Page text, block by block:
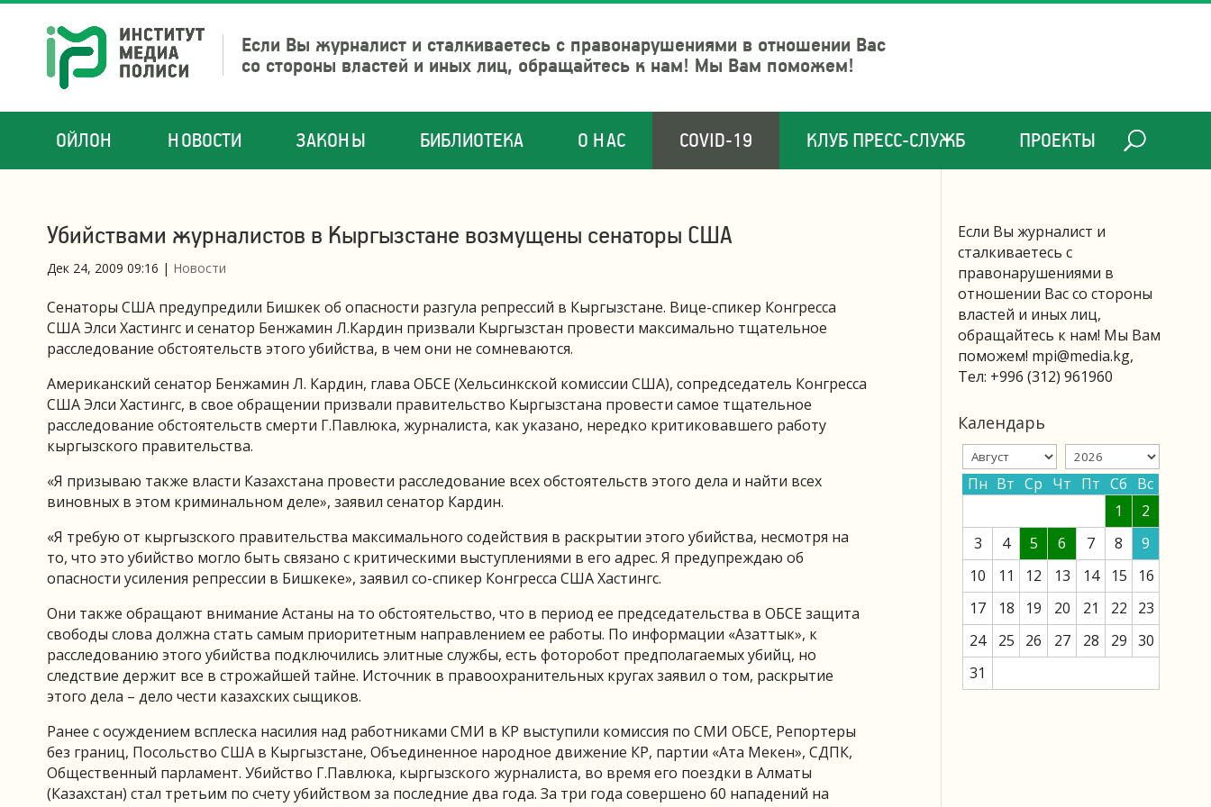
Если Вы журналист и сталкиваетесь с правонарушениями в отношении Вас
со стороны властей и иных лиц, обращайтесь к нам! Мы Вам поможем!
ОЙЛОН НОВОСТИ ЗАКОНЫ БИБЛИОТЕКА О НАС COVID-19 КЛУБ ПРЕСС-СЛУЖБ ПРОЕКТЫ
Убийствами журналистов в Кыргызстане возмущены сенаторы США
Дек 24, 2009 09:16 | Новости
Сенаторы США предупредили Бишкек об опасности разгула репрессий в Кыргызстане. Вице-спикер Конгресса
США Элси Хастингс и сенатор Бенжамин Л.Кардин призвали Кыргызстан провести максимально тщательное
расследование обстоятельств этого убийства, в чем они не сомневаются.
Американский сенатор Бенжамин Л. Кардин, глава ОБСЕ (Хельсинкской комиссии США), сопредседатель Конгресса
США Элси Хастингс, в свое обращении призвали правительство Кыргызстана провести самое тщательное
расследование обстоятельств смерти Г.Павлюка, журналиста, как указано, нередко критиковавшего работу
кыргызского правительства.
«Я призываю также власти Казахстана провести расследование всех обстоятельств этого дела и найти всех
виновных в этом криминальном деле», заявил сенатор Кардин.
«Я требую от кыргызского правительства максимального содействия в раскрытии этого убийства, несмотря на
то, что это убийство могло быть связано с критическими выступлениями в его адрес. Я предупреждаю об
опасности усиления репрессии в Бишкеке», заявил со-спикер Конгресса США Хастингс.
Они также обращают внимание Астаны на то обстоятельство, что в период ее председательства в ОБСЕ защита
свободы слова должна стать самым приоритетным направлением ее работы. По информации «Азаттык», к
расследованию этого убийства подключились элитные службы, есть фоторобот предполагаемых убийц, но
следствие держит все в строжайшей тайне. Источник в правоохранительных кругах заявил о том, раскрытие
этого дела – дело чести казахских сыщиков.
Ранее с осуждением всплеска насилия над работниками СМИ в КР выступили комиссия по СМИ ОБСЕ, Репортеры
без границ, Посольство США в Кыргызстане, Объединенное народное движение КР, партии «Ата Мекен», СДПК,
Общественный парламент. Убийство Г.Павлюка, кыргызского журналиста, во время его поездки в Алматы
(Казахстан) стал третьим по счету убийством за последние два года. За три года совершено 60 нападений на
Если Вы журналист и
сталкиваетесь с
правонарушениями в
отношении Вас со стороны
властей и иных лиц,
обращайтесь к нам! Мы Вам
поможем! mpi@media.kg,
Тел: +996 (312) 961960
Календарь
Пн Вт Ср Чт Пт Сб Вс
1
2
3
4 5 6 7 8
9
10
11 12 13 14 15
16
17
18 19 20 21 22
23
24
25 26 27 28 29 30
31